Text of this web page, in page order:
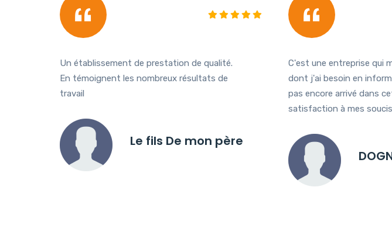
Un établissement de prestation de qualité.
En témoignent les nombreux résultats de
travail
Le fils De mon père
C'est une entreprise qui
dont j'ai besoin en
pas encore arrivé dans
satisfaction à mes soucis